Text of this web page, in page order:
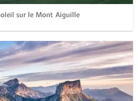
sur le Mont Aiguille